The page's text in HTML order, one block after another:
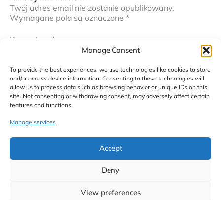
Manage Consent
To provide the best experiences, we use technologies like cookies to store
and/or access device information. Consenting to these technologies will
allow us to process data such as browsing behavior or unique IDs on this
site. Not consenting or withdrawing consent, may adversely affect certain
features and functions.
Manage services
Accept
Deny
View preferences
Twój adres email nie zostanie opublikowany.
Wymagane pola są oznaczone *
Komentarz *